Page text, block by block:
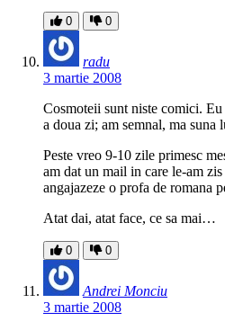
0 0
radu
3 martie 2008
Cosmoteii sunt niste comici. Eu
a doua zi; am semnal, ma
Peste vreo 9-10 zile primesc
am dat un mail in care le-am
angajazeze o profa de romana
Atat dai, atat face, ce sa mai…
0 0
Andrei Monciu
3 martie 2008